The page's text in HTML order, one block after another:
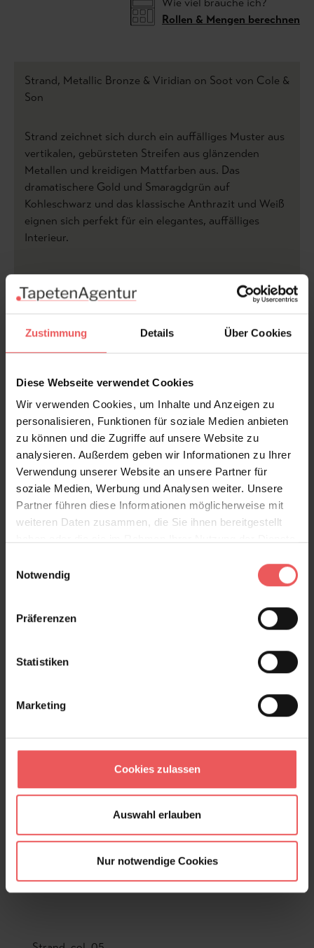
Zustimmung Details Über Cookies
Diese Webseite verwendet Cookies
Wir verwenden Cookies, um Inhalte und Anzeigen zu
personalisieren, Funktionen für soziale Medien anbieten
zu können und die Zugriffe auf unsere Website zu
analysieren. Außerdem geben wir Informationen zu Ihrer
Verwendung unserer Website an unsere Partner für
soziale Medien, Werbung und Analysen weiter. Unsere
Partner führen diese Informationen möglicherweise mit
weiteren Daten zusammen, die Sie ihnen bereitgestellt
Notwendig
Präferenzen
Statistiken
Marketing
Cookies zulassen
Auswahl erlauben
Nur notwendige Cookies
Rollen & Mengen berechnen
Strand, Metallic Bronze & Viridian on Soot von Cole &
Son
Strand zeichnet sich durch ein auffälliges Muster aus
vertikalen, gebürsteten Streifen aus glänzenden
Metallen und kreidigen Mattfarben aus. Das
dramatischere Gold und Smaragdgrün auf
Kohleschwarz und das klassische Anthrazit und Weiß
eignen sich perfekt für ein elegantes, auffälliges
Interieur.
Versand & Zahlung
Bewertungen
FAQ Teilen!
Sie haben Fragen zum Produkt?
Frage stellen
+49 (0)221 932 81 82